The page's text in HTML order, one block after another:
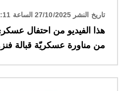
تاريخ النشر 27/10/2025 الساعة 15:11
هذا الفيديو من احتفال
من مناورة عسكريّة قبالة